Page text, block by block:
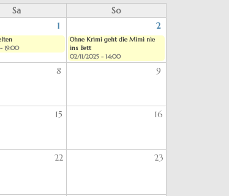
Sa
So
1 2
19:00
Ohne Krimi geht die Mimi nie
ins Bett
02/11/2025 - 14:00
8 9
15 16
22 23